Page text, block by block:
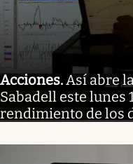
Acciones.Así abre
Sabadell este lunes
rendimiento de los